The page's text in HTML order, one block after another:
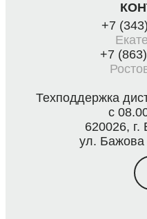
+7
+7
Техподдержка
с
620026, г.
ул.